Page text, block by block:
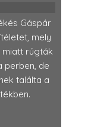
Gáspár
mely
rúgták
perben, de
találta a